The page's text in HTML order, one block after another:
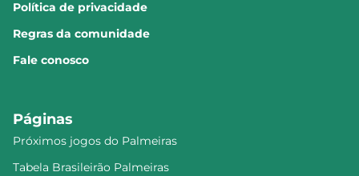
Política de privacidade
Regras da comunidade
Fale conosco
Páginas
Próximos jogos do Palmeiras
Tabela Brasileirão Palmeiras